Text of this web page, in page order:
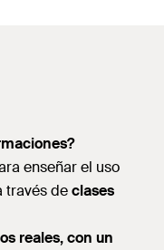
enseñar el uso
través declases
reales, con un